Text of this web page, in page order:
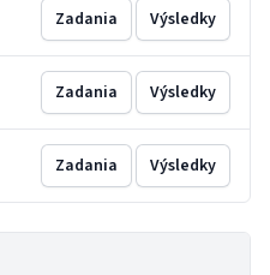
Zadania Výsledky
Zadania Výsledky
Zadania Výsledky